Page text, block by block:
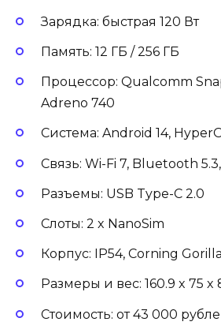
Зарядка: быстрая 120 Вт
Память: 12 ГБ / 256 ГБ
Процессор: Qualcomm
Adreno 740
Система: Android 14,
Связь: Wi-Fi 7, Bluetooth 5.3,
Разъемы: USB Type-C 2.0
Слоты: 2 x NanoSim
Корпус: IP54, Corning
Размеры и вес: 160.9 x 75 x
Стоимость: от 43 000